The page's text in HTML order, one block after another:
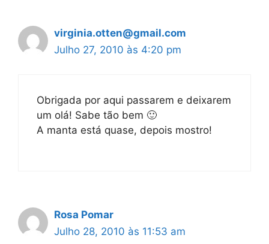
virginia.otten@gmail.com
Julho 27, 2010 às 4:20 pm
Obrigada por aqui passarem e deixarem
um olá! Sabe tão bem 🙂
A manta está quase, depois mostro!
Rosa Pomar
Julho 28, 2010 às 11:53 am